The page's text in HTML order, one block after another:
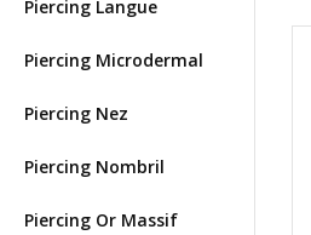
Piercing Langue
Piercing Microdermal
Piercing Nez
Piercing Nombril
Piercing Or Massif